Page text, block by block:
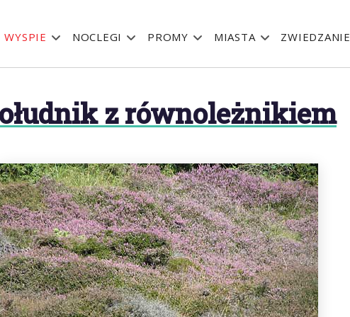
WYSPIE NOCLEGI PROMY MIASTA ZWIEDZANIE
z równoleżnikiem